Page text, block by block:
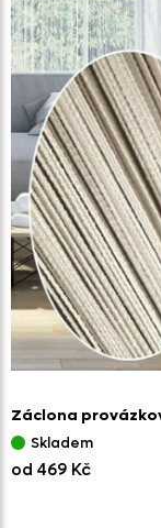
Záclona
Skladem
od 469 Kč